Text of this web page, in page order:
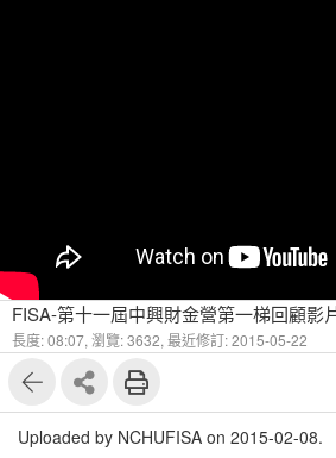
FISA-第十一屆中興財金營第一梯回顧影
長度: 08:07, 瀏覽: 3632, 最近修訂: 2015-05-22
Uploaded by NCHUFISA on 2015-02-08.